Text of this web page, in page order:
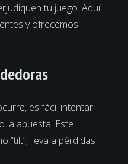
tu juego. Aquí
y ofrecemos
es fácil intentar
la apuesta. Este
“tilt”, lleva a pérdidas